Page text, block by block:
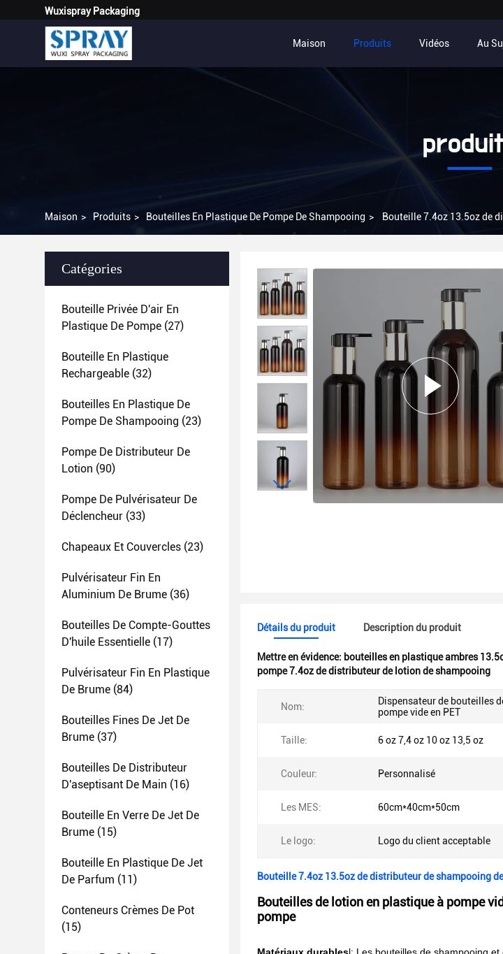
Wuxispray Packaging
Maison Produits Vidéos Au
Maison > Produits > Bouteilles En Plastique De Pompe De Shampooing > Bouteille 7.4oz 13.5oz de
Catégories
Bouteille Privée D'air En
Plastique De Pompe (27)
Bouteille En Plastique
Rechargeable (32)
Bouteilles En Plastique De
Pompe De Shampooing (23)
Pompe De Distributeur De
Lotion (90)
Pompe De Pulvérisateur De
Déclencheur (33)
Chapeaux Et Couvercles (23)
Pulvérisateur Fin En
Aluminium De Brume (36)
Bouteilles De Compte-Gouttes
D'huile Essentielle (17)
Pulvérisateur Fin En Plastique
De Brume (84)
Bouteilles Fines De Jet De
Brume (37)
Bouteilles De Distributeur
D'aseptisant De Main (16)
Bouteille En Verre De Jet De
Brume (15)
Bouteille En Plastique De Jet
De Parfum (11)
Conteneurs Crèmes De Pot
(15)
Détails du produit Description du produit
Mettre en évidence: bouteilles en plastique ambres
pompe 7.4oz de distributeur de lotion de shampooing
Nom:
Dispensateur de bouteilles
pompe vide en PET
Taille: 6 oz 7,4 oz 10 oz 13,5 oz
Couleur: Personnalisé
Les MES: 60cm*40cm*50cm
Le logo: Logo du client acceptable
Bouteille 7.4oz 13.5oz de distributeur de shampooing
Bouteilles de lotion en plastique à pompe
pompe